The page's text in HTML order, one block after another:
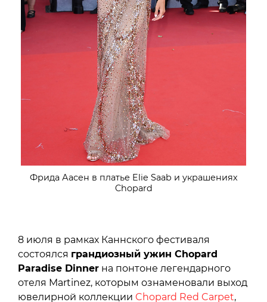
Фрида Аасен в платье Elie Saab и украшениях
Chopard
8 июля в рамках Каннского фестиваля
состоялся грандиозный ужин Chopard
Paradise Dinner на понтоне легендарного
отеля Martinez, которым ознаменовали выход
ювелирной коллекции Chopard Red Carpet,